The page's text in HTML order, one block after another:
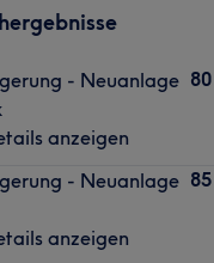
- Neuanlage
anzeigen
- Neuanlage
anzeigen